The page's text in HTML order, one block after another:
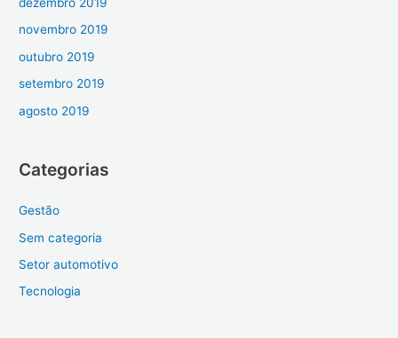
novembro 2019
outubro 2019
setembro 2019
agosto 2019
Categorias
Gestão
Sem categoria
Setor automotivo
Tecnologia